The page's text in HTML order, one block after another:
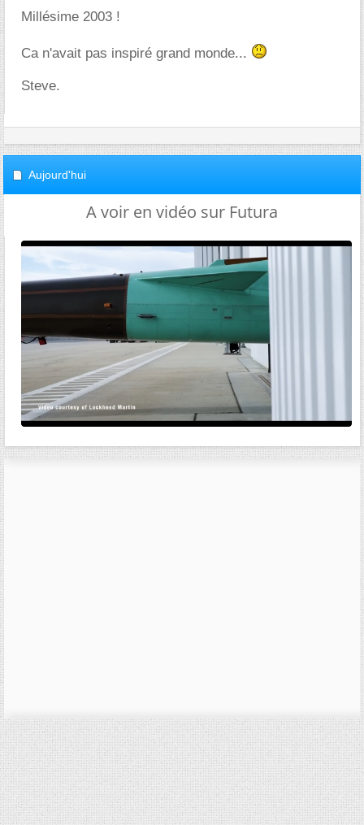
Millésime 2003 !
Ca n'avait pas inspiré grand monde...
Steve.
Aujourd'hui
A voir en vidéo sur Futura